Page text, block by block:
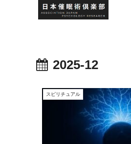
2025-12
スピリチュアル